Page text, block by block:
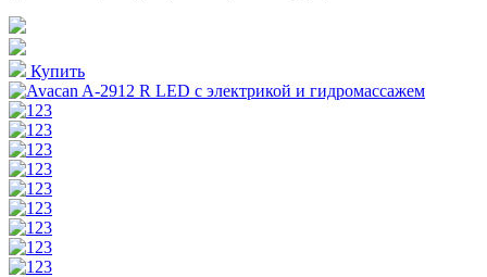
Купить